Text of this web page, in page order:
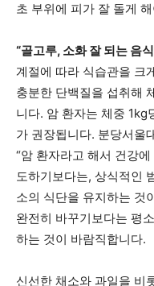
초 부위에 피가 잘 돌게
“골고루, 소화 잘 되는 음
계절에 따라 식습관을 크
충분한 단백질을 섭취해
니다. 암 환자는 체중 1kg
가 권장됩니다. 분당서울
“암 환자라고 해서 건강
도하기보다는, 상식적인
소의 식단을 유지하는 것
완전히 바꾸기보다는 평
하는 것이 바람직합니다.
신선한 채소와 과일을 비